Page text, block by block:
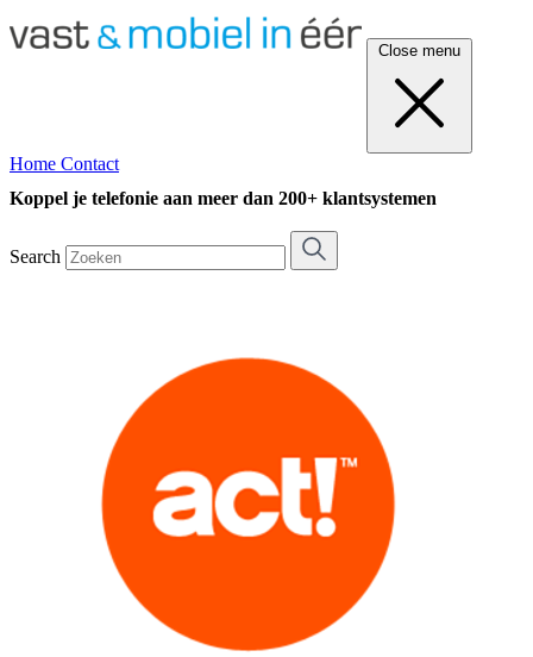
Close menu
Home Contact
Koppel je telefonie aan meer dan 200+ klantsystemen
Search